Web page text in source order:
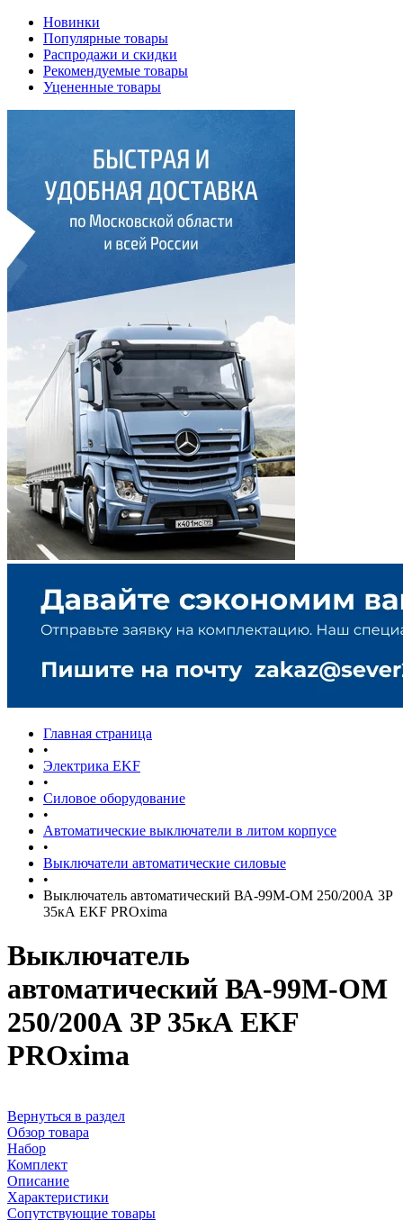
Новинки
Популярные товары
Распродажи и скидки
Рекомендуемые товары
Уцененные товары
Главная страница
•
Электрика EKF
•
Силовое оборудование
•
Автоматические выключатели в литом корпусе
•
Выключатели автоматические силовые
•
Выключатель автоматический ВА-99М-ОМ 250/200А 3P
35кА EKF PROxima
Выключатель
автоматический ВА-99М-ОМ
250/200А 3P 35кА EKF
PROxima
Вернуться в раздел
Обзор товара
Набор
Комплект
Описание
Характеристики
Сопутствующие товары